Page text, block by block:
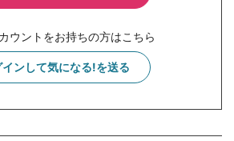
ウントをお持ちの方はこちら
インして気になる!を送る